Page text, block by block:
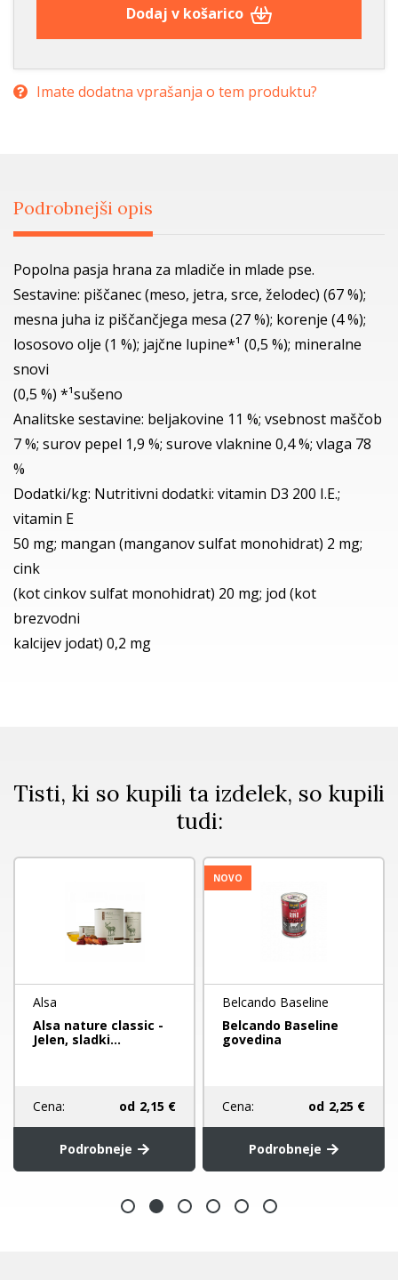
Dodaj v košarico
Imate dodatna vprašanja o tem produktu?
Podrobnejši opis
Popolna pasja hrana za mladiče in mlade pse.
Sestavine: piščanec (meso, jetra, srce, želodec) (67 %);
mesna juha iz piščančjega mesa (27 %); korenje (4 %);
lososovo olje (1 %); jajčne lupine*¹ (0,5 %); mineralne
snovi
(0,5 %) *¹sušeno
Analitske sestavine: beljakovine 11 %; vsebnost maščob
7 %; surov pepel 1,9 %; surove vlaknine 0,4 %; vlaga 78
%
Dodatki/kg: Nutritivni dodatki: vitamin D3 200 I.E.;
vitamin E
50 mg; mangan (manganov sulfat monohidrat) 2 mg;
cink
(kot cinkov sulfat monohidrat) 20 mg; jod (kot
brezvodni
kalcijev jodat) 0,2 mg
Tisti, ki so kupili ta izdelek, so kupili
tudi:
Alsa
Alsa nature classic -
Jelen, sladki...
Cena: od 2,15 €
Podrobneje
NOVO
Belcando Baseline
Belcando Baseline
govedina
Cena: od 2,25 €
Podrobneje